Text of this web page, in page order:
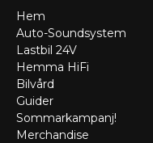
Hem
Auto-Soundsystem
Lastbil 24V
Hemma HiFi
Bilvård
Guider
Sommarkampanj!
Merchandise